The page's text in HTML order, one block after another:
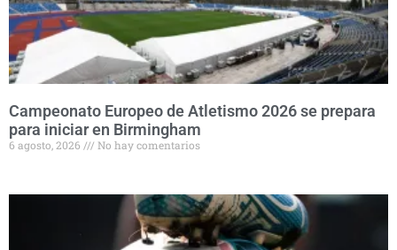
Campeonato Europeo de Atletismo 2026 se prepara
para iniciar en Birmingham
6 agosto, 2026 No hay comentarios